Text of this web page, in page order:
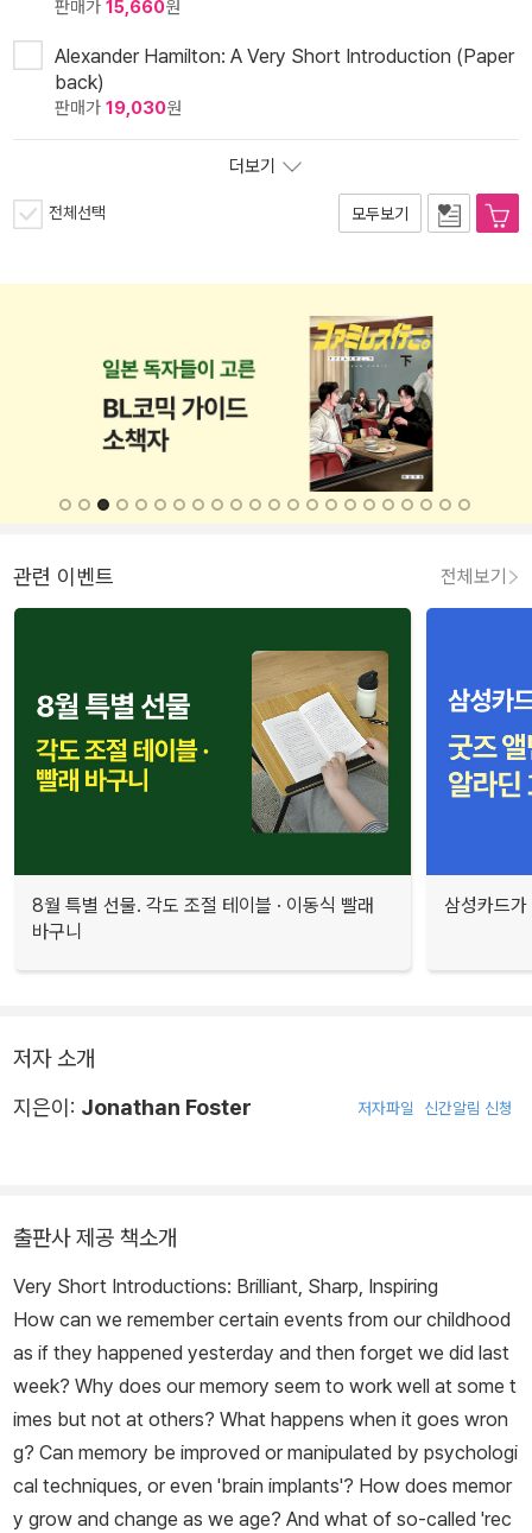
판매가 15,660원
Alexander Hamilton: A Very Short Introduction (Paper
back)
판매가 19,030원
더보기
전체선택 모두보기
관련 이벤트 전체보기
8월 특별 선물. 각도 조절 테이블 · 이동식 빨래
바구니
삼성카드
저자 소개
지은이: Jonathan Foster 저자파일 신간알림 신청
출판사 제공 책소개
Very Short Introductions: Brilliant, Sharp, Inspiring
How can we remember certain events from our childhood
as if they happened yesterday and then forget we did last
week? Why does our memory seem to work well at some t
imes but not at others? What happens when it goes wron
g? Can memory be improved or manipulated by psychologi
cal techniques, or even 'brain implants'? How does memor
y grow and change as we age? And what of so-called 'rec